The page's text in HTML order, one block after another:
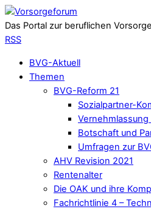
Das Portal zur beruflichen
RSS
BVG-Aktuell
Themen
BVG-Reform 21
Sozialpartner-
Vernehmlassung
Botschaft und
Umfragen zur
AHV Revision 2021
Rentenalter
Die OAK und ihre
Fachrichtlinie 4 –